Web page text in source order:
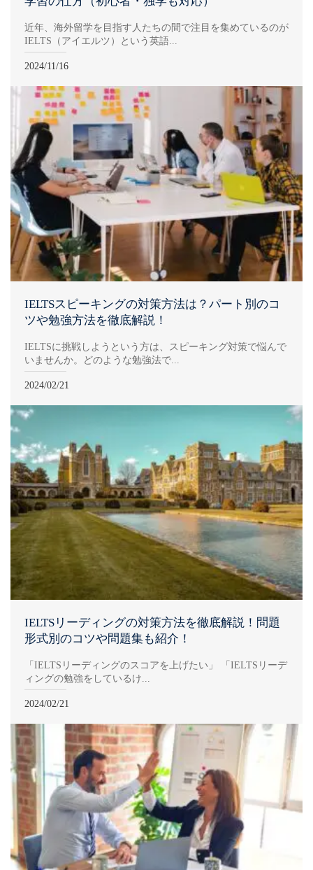
近年、海外留学を目指す人たちの間で注目を集めているのが
IELTS（アイエルツ）という英語...
2024/11/16
IELTSスピーキングの対策方法は？パート別のコ
ツや勉強方法を徹底解説！
IELTSに挑戦しようという方は、スピーキング対策で悩んで
いませんか。どのような勉強法で...
2024/02/21
IELTSリーディングの対策方法を徹底解説！問題
形式別のコツや問題集も紹介！
「IELTSリーディングのスコアを上げたい」 「IELTSリーデ
ィングの勉強をしているけ...
2024/02/21